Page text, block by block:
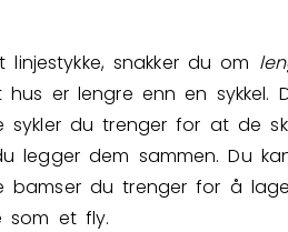
snakker du om
er lengre enn en sykkel.
du trenger for at de
legger dem sammen. Du
bamser du trenger for å
som et fly.